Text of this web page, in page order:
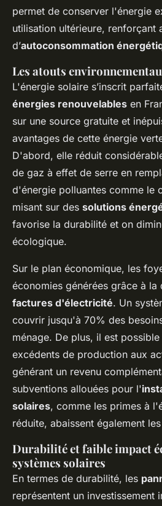
permet de conserver l'énergie
utilisation ultérieure, renforçant
d’autoconsommation
Les atouts
L'énergie solaire s’inscrit
énergies renouvelables en
sur une source gratuite et
avantages de cette énergie
D'abord, elle réduit
de gaz à effet de serre en
d'énergie polluantes comme le
misant sur des solutions
favorise la durabilité et on
écologique.
Sur le plan économique, les
économies générées grâce à la
factures d'électricité. Un
couvrir jusqu'à 70% des
ménage. De plus, il est
excédents de production aux
générant un revenu
subventions allouées pour l'
solaires, comme les primes à
réduite, abaissent également
Durabilité et faible impact
systèmes solaires
En termes de durabilité, les
représentent un investissement